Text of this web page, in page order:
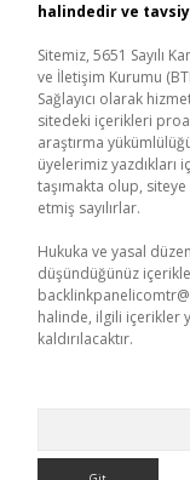
halindedir ve
Sitemiz, 5651 Sayılı
ve İletişim Kurumu
Sağlayıcı olarak
sitedeki içerikleri
araştırma
üyelerimiz yazdıkları
taşımakta olup,
etmiş sayılırlar.
Hukuka ve yasal
düşündüğünüz
halinde, ilgili içerikler
kaldırılacaktır.